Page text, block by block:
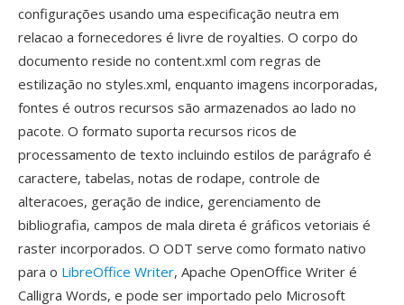
configurações usando uma especificação neutra em
relacao a fornecedores é livre de royalties. O corpo do
documento reside no content.xml com regras de
estilização no styles.xml, enquanto imagens incorporadas,
fontes é outros recursos são armazenados ao lado no
pacote. O formato suporta recursos ricos de
processamento de texto incluindo estilos de parágrafo é
caractere, tabelas, notas de rodape, controle de
alteracoes, geração de indice, gerenciamento de
bibliografia, campos de mala direta é gráficos vetoriais é
raster incorporados. O ODT serve como formato nativo
para o LibreOffice Writer, Apache OpenOffice Writer é
Calligra Words, e pode ser importado pelo Microsoft